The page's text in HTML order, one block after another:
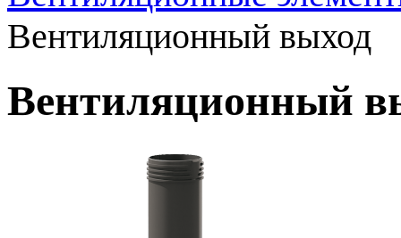
Вентиляционный выход
Вентиляционный